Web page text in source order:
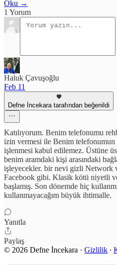
Oku →
1 Yorum
Haluk Çavuşoğlu
Feb 11
Defne İncekara tarafından beğenildi
Katılıyorum. Benim telefonumu
izin vermesi ile Benim telefonumun
işlenmesi kabul edilemez. Üstüne
benim aramdaki kişi arasındaki
işleyecekler. bir nevi gizli Network
Facebook gibi. Klasik kötü niyetli
başlamış. Son dönemde hiç
kullanmayacağım büyük ihtimalle.
Yanıtla
Paylaş
© 2026 Defne İncekara · Gizlilik ∙